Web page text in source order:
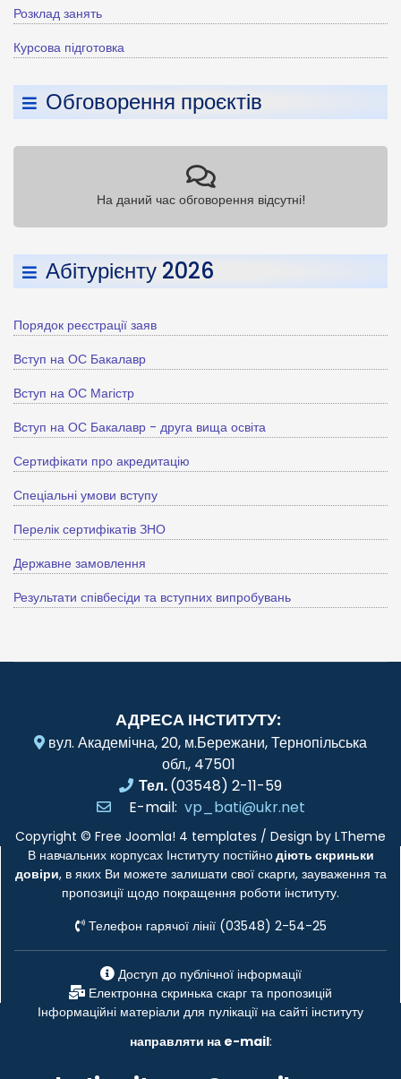
Розклад занять
Курсова підготовка
Обговорення проєктів
На даний час обговорення відсутні!
Абітурієнту 2026
Порядок реєстрації заяв
Вступ на ОС Бакалавр
Вступ на ОС Магістр
Вступ на ОС Бакалавр - друга вища освіта
Сертифікати про акредитацію
Спеціальні умови вступу
Перелік сертифікатів ЗНО
Державне замовлення
Результати співбесіди та вступних випробувань
АДРЕСА ІНСТИТУТУ:
вул. Академічна, 20, м.Бережани, Тернопільська
обл., 47501
Тел.(03548) 2-11-59
E-mail: vp_bati@ukr.net
Copyright © Free Joomla! 4 templates / Design by LTheme
В навчальних корпусах Інституту постійнодіють скриньки
довіри, в яких Ви можете залишати свої скарги, зауваження та
пропозиції щодо покращення роботи інституту.
Телефон гарячої лінії (03548) 2-54-25
Доступ до публічної інформації
Електронна скринька скарг та пропозицій
Інформаційні матеріали для пулікації на сайті інституту
направляти на e-mail: